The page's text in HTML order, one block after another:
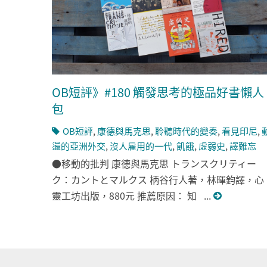
OB短評》#180 觸發思考的極品好書懶人
包
OB短評, 康德與馬克思,聆聽時代的變奏,看見印尼,
盪的亞洲外交,沒人雇用的一代,飢餓, 虛弱史,譯難忘
●移動的批判 康德與馬克思 トランスクリティー
ク：カントとマルクス 柄谷行人著，林暉鈞譯，心
靈工坊出版，880元 推薦原因： 知 ...